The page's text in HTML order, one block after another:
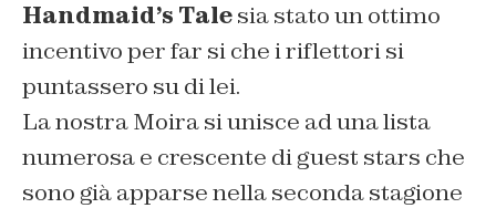
Handmaid’s Talesia stato un ottimo
incentivo per far si che i riflettori si
puntassero su di lei.
La nostra Moira si unisce ad una lista
numerosa e crescente di guest stars che
sono già apparse nella seconda stagione